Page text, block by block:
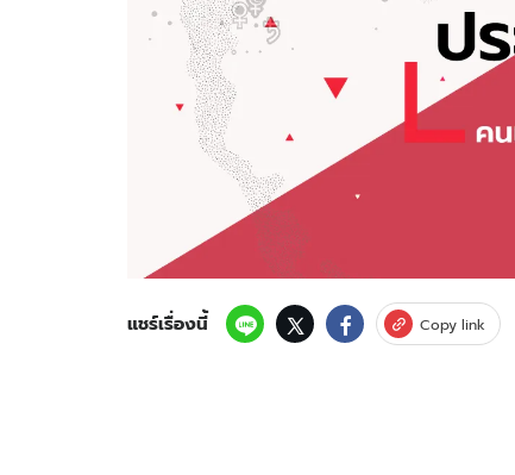
สงวนลิขสิทธิ์ ©2569 บริษัท อิมเมจ ฟิวเจอร์ (ประเทศไทย) จำกัด
แชร์เรื่องนี้ Copy link